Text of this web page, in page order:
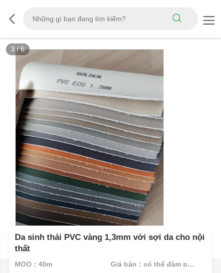
3/6
Da sinh thái PVC vàng 1,3mm với sợi da cho nội
thất
MOQ：40m Giá bán：có thể đàm phán